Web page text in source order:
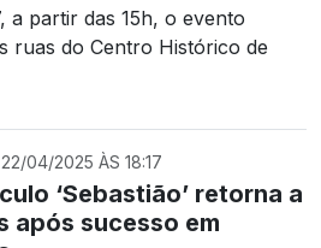
a partir das 15h, o evento
ruas do Centro Histórico de
04/2025 ÀS 18:17
‘Sebastião’ retorna a
após sucesso em